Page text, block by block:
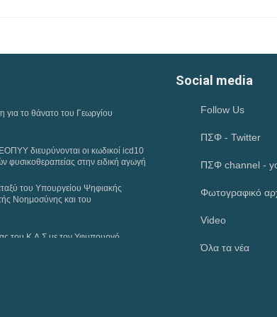
για το θάνατο του Γεωργίου
διευρύνονται οι κωδικοί icd10
φυσικοθεραπείας στην ειδική αγωγή
του Υπουργείου Ψηφιακής
Νοημοσύνης και του
του Κ.Δ.Σ με τον Υφυπουργό
Social media
Follow Us
ΠΣΦ - Twitter
ΠΣΦ channel -
Φωτογραφικό
Video
Όλα τα νέα